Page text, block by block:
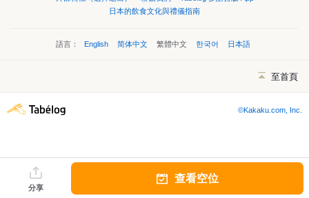
日本的飲食文化與禮儀指南
語言： English 简体中文 繁體中文 한국어 日本語
至首頁
©Kakaku.com, Inc.
分享
查看空位